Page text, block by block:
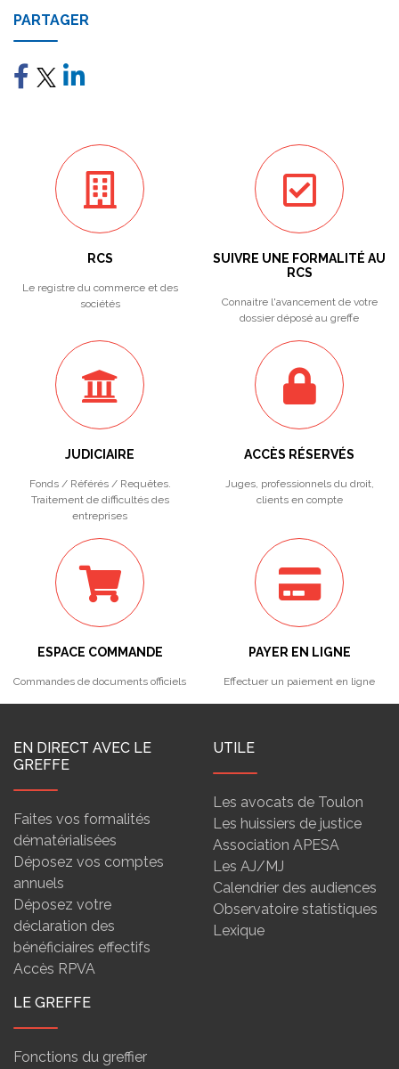
PARTAGER
RCS
Le registre du commerce et des
sociétés
SUIVRE UNE FORMALITÉ AU
RCS
Connaitre l'avancement de votre
dossier déposé au greffe
JUDICIAIRE
Fonds / Référés / Requêtes.
Traitement de difficultés des
entreprises
ACCÈS RÉSERVÉS
Juges, professionnels du droit,
clients en compte
ESPACE COMMANDE
Commandes de documents officiels
PAYER EN LIGNE
Effectuer un paiement en ligne
EN DIRECT AVEC LE
GREFFE
Faites vos formalités
dématérialisées
Déposez vos comptes
annuels
Déposez votre
déclaration des
bénéficiaires effectifs
Accès RPVA
UTILE
Les avocats de Toulon
Les huissiers de justice
Association APESA
Les AJ/MJ
Calendrier des audiences
Observatoire statistiques
Lexique
LE GREFFE
Fonctions du greffier